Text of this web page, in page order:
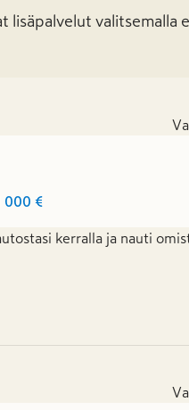
lisäpalvelut valitsemalla
000 €
kerralla ja nauti